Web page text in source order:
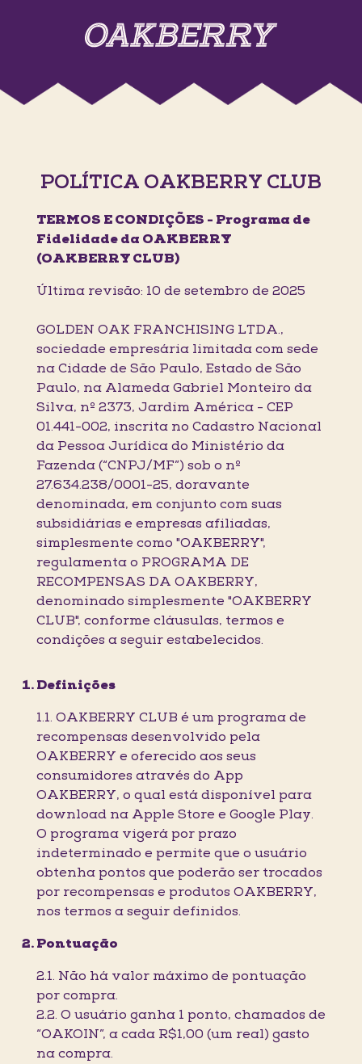
POLÍTICA OAKBERRY CLUB
TERMOS E CONDIÇÕES - Programa de
Fidelidade da OAKBERRY
(OAKBERRY CLUB)
Última revisão: 10 de setembro de 2025
GOLDEN OAK FRANCHISING LTDA.,
sociedade empresária limitada com sede
na Cidade de São Paulo, Estado de São
Paulo, na Alameda Gabriel Monteiro da
Silva, nº 2373, Jardim América - CEP
01.441-002, inscrita no Cadastro Nacional
da Pessoa Jurídica do Ministério da
Fazenda (“CNPJ/MF”) sob o nº
27.634.238/0001-25, doravante
denominada, em conjunto com suas
subsidiárias e empresas afiliadas,
simplesmente como "OAKBERRY",
regulamenta o PROGRAMA DE
RECOMPENSAS DA OAKBERRY,
denominado simplesmente "OAKBERRY
CLUB", conforme cláusulas, termos e
condições a seguir estabelecidos.
Definições
1.1. OAKBERRY CLUB é um programa de
recompensas desenvolvido pela
OAKBERRY e oferecido aos seus
consumidores através do App
OAKBERRY, o qual está disponível para
download na Apple Store e Google Play.
O programa vigerá por prazo
indeterminado e permite que o usuário
obtenha pontos que poderão ser trocados
por recompensas e produtos OAKBERRY,
nos termos a seguir definidos.
Pontuação
2.1. Não há valor máximo de pontuação
por compra.
2.2. O usuário ganha 1 ponto, chamados de
“OAKOIN”, a cada R$1,00 (um real) gasto
na compra.